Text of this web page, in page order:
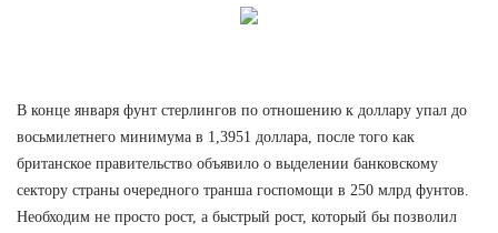
В конце января фунт стерлингов по отношению к доллару упал до
восьмилетнего минимума в 1,3951 доллара, после того как
британское правительство объявило о выделении банковскому
сектору страны очередного транша госпомощи в 250 млрд фунтов.
Необходим не просто рост, а быстрый рост, который бы позволил